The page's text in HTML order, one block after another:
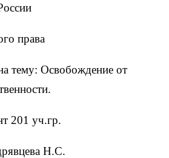
права
тему: Освобождение от
201 уч.гр.
Н.С.